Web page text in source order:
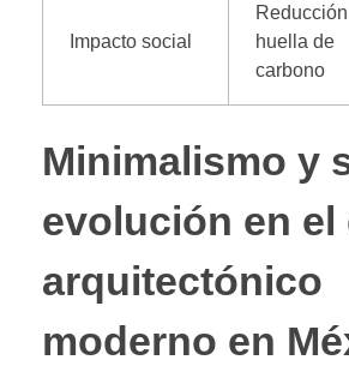
Impacto social
huella de
carbono
Minimalismo y
evolución en el
arquitectónico
moderno en